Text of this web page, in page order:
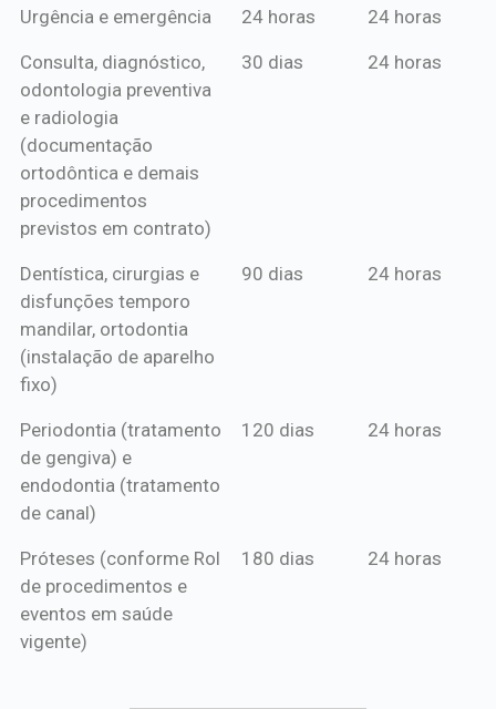
*Procedimentos Amil
*Pagamento
mensal*
*Pagamento
de crédito
Urgência e emergência 24 horas 24 horas
Consulta, diagnóstico,
odontologia preventiva
e radiologia
(documentação
ortodôntica e demais
procedimentos
previstos em contrato)
30 dias 24 horas
Dentística, cirurgias e
disfunções temporo
mandilar, ortodontia
(instalação de aparelho
fixo)
90 dias 24 horas
Periodontia (tratamento
de gengiva) e
endodontia (tratamento
de canal)
120 dias 24 horas
Próteses (conforme Rol
de procedimentos e
eventos em saúde
vigente)
180 dias 24 horas